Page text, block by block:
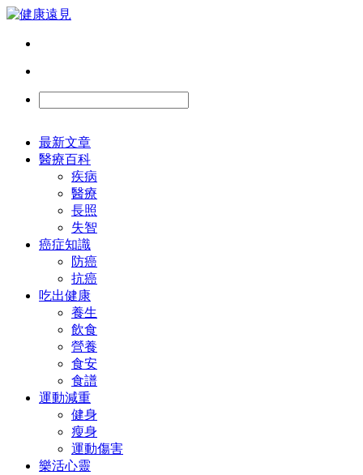
最新文章
醫療百科
疾病
醫療
長照
失智
癌症知識
防癌
抗癌
吃出健康
養生
飲食
營養
食安
食譜
運動減重
健身
瘦身
運動傷害
樂活心靈